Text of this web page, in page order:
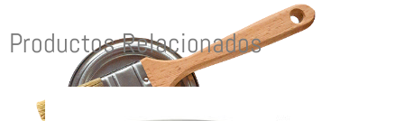
Productos Relacionados